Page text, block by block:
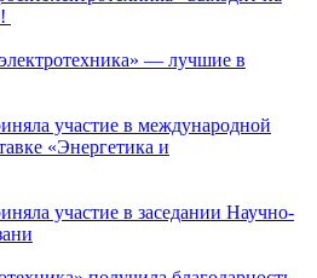
— лучшие в
участие в международной
«Энергетика и
участие в заседании Научно-